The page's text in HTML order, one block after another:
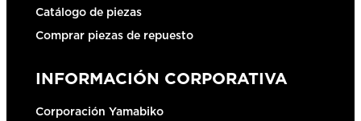
Catálogo de piezas
Comprar piezas de repuesto
INFORMACIÓN CORPORATIVA
Corporación Yamabiko